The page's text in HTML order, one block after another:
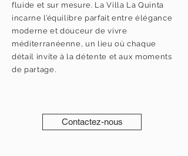
fluide et sur mesure. La Villa La Quinta
incarne l’équilibre parfait entre élégance
moderne et douceur de vivre
méditerranéenne, un lieu où chaque
détail invite à la détente et aux moments
de partage.
Contactez-nous